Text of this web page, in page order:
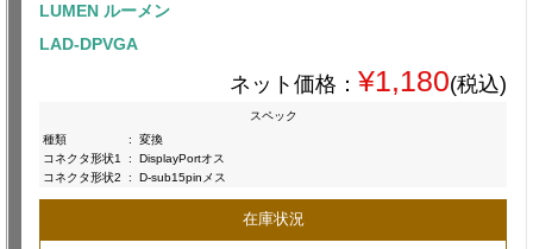
LUMEN ルーメン
LAD-DPVGA
ネット価格： ¥1,180(税込)
スペック
種類
:
変換
コネクタ形状1
:
DisplayPortオス
コネクタ形状2
: D-sub15pinメス
在庫状況